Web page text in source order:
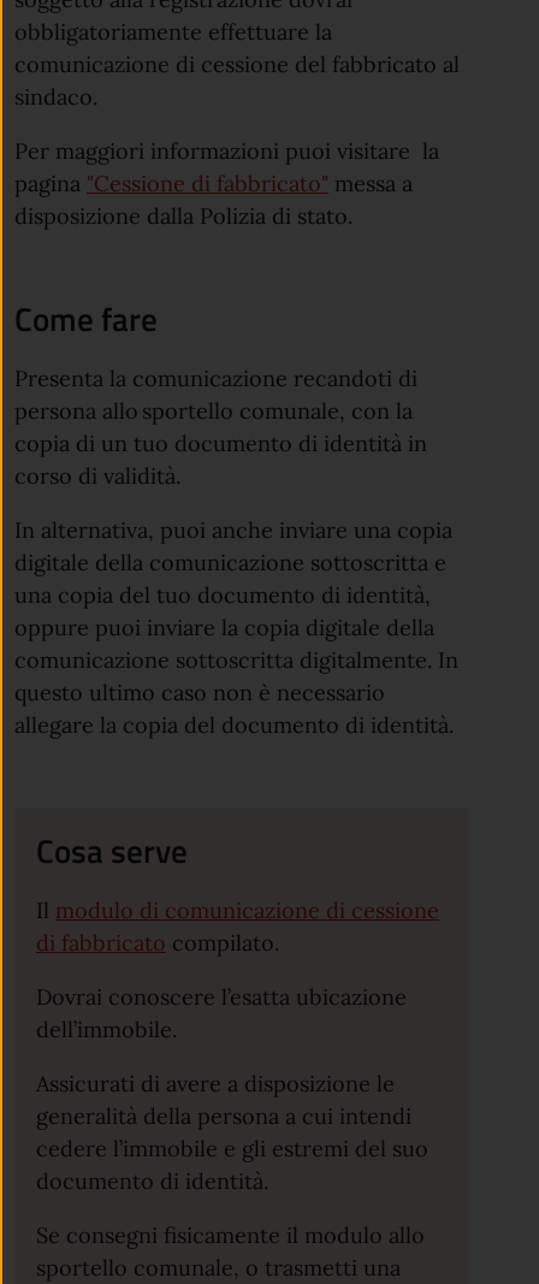
obbligatoriamente effettuare la
comunicazione di cessione del fabbricato al
sindaco.
Per maggiori informazioni puoi visitare la
pagina "Cessione di fabbricato" (apre in un'altra
messa a
disposizione dalla Polizia di stato.
Come fare
Presenta la comunicazione recandoti di
persona allo sportello comunale, con la
copia di un tuo documento di identità in
corso di validità.
In alternativa, puoi anche inviare una copia
digitale della comunicazione sottoscritta e
una copia del tuo documento di identità,
oppure puoi inviare la copia digitale della
comunicazione sottoscritta digitalmente. In
questo ultimo caso non è necessario
allegare la copia del documento di identità.
Cosa serve
Il modulo di comunicazione di cessione
di fabbricato compilato.
Dovrai conoscere l’esatta ubicazione
dell’immobile.
Assicurati di avere a disposizione le
generalità della persona a cui intendi
cedere l’immobile e gli estremi del suo
documento di identità.
Se consegni fisicamente il modulo allo
sportello comunale, o trasmetti una